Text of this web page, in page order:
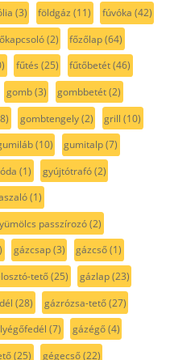
(3) földgáz (11) fúvóka (42)
(2) főzőlap(64)
fűtés (25) fűtőbetét(46)
gomb(3) gombbetét(2)
gombtengely(2) grill (10)
(10) gumitalp(7)
(1) gyújtótrafó(2)
(1)
passzírozó(2)
gázcsap(3) gázcső(1)
tető(25) gázlap(23)
(28) gázrózsa-tető(27)
(7) gázégő(4)
(25) gégecső(22)